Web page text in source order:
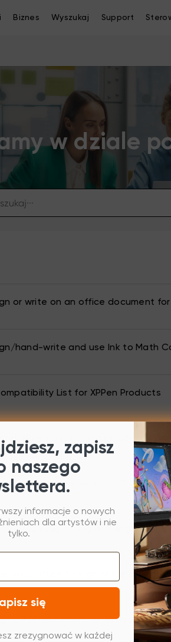
Biznes Wyszukaj Support
w dziale
or write on an office document for
hand-write and use Ink to Math
List for XPPen Products
XPPen Linux driver on Ubuntu (64
XPPen Driver on macOS Big Sur
Brush Lag during drawing with
WPS Office to sign or hand-write
a PDF document on Windows
zapisz
naszego
informacje o nowych
dla artystów i nie
tylko.
się
zrezygnować w każdej